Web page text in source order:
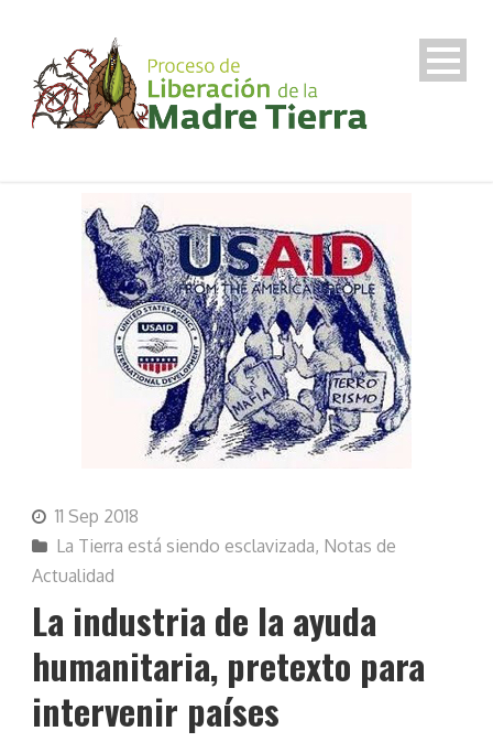
11 Sep 2018
La Tierra está siendo esclavizada, Notas de
Actualidad
La industria de la ayuda
humanitaria, pretexto para
intervenir países